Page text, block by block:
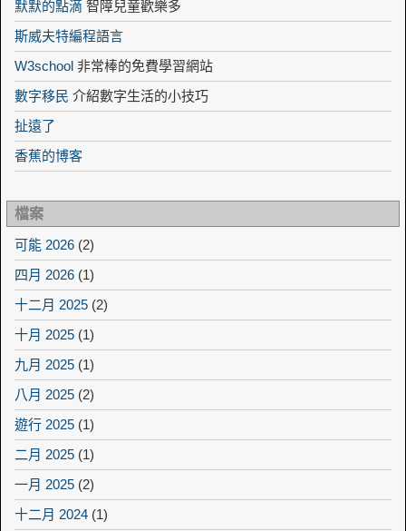
默默的點滴 智障兒童歡樂多
斯威夫特編程語言
W3school 非常棒的免費學習網站
數字移民 介紹數字生活的小技巧
扯遠了
香蕉的博客
檔案
可能 2026 (2)
四月 2026 (1)
十二月 2025 (2)
十月 2025 (1)
九月 2025 (1)
八月 2025 (2)
遊行 2025 (1)
二月 2025 (1)
一月 2025 (2)
十二月 2024 (1)